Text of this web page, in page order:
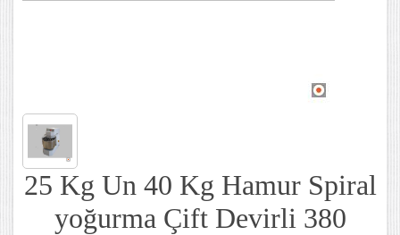
25 Kg Un 40 Kg Hamur Spiral
yoğurma Çift Devirli 380